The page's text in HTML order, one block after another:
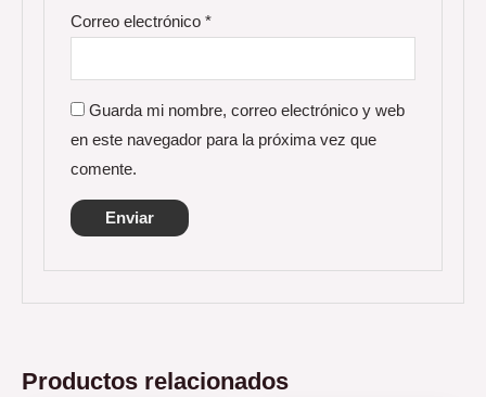
Correo electrónico*
Guarda mi nombre, correo electrónico y web
en este navegador para la próxima vez que
comente.
Productos relacionados